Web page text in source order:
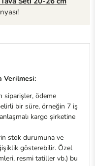
Verilmesi:
siparişler, ödeme
bir süre, örneğin 7 iş
kargo şirketine
stok durumuna ve
gösterebilir. Özel
resmi tatiller vb.) bu